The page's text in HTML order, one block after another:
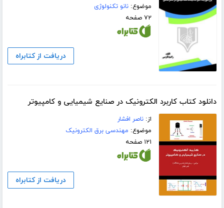
موضوع:نانو تکنولوژی
۷۲ صفحه
دریافت از کتابراه
دانلود کتاب کاربرد الکترونیک در صنایع شیمیایی و کامپیوتر
از:ناصر افشار
موضوع: مهندسی برق الکترونیک
۱۲۱ صفحه
دریافت از کتابراه